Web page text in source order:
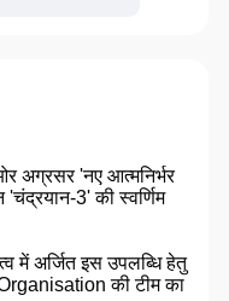
अग्रसर 'नए आत्मनिर्भर
3' की स्वर्णिम
में अर्जित इस उपलब्धि हेतु
की टीम का